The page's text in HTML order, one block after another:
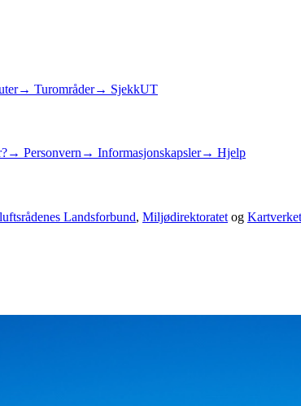
→ Turområder→ SjekkUT
→ Personvern → Informasjonskapsler→ Hjelp
Landsforbund, Miljødirektoratet og Kartverket